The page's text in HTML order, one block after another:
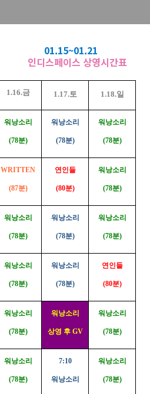
01.15~01.21
인디스페이스 상영시간표
1.16.금 1.17.토 1.18.일
워낭소리
(78분)
워낭소리
(78분)
워낭소리
(78분)
WRITTEN
(87분)
연인들
(80분)
워낭소리
(78분)
워낭소리
(78분)
워낭소리
(78분)
워낭소리
(78분)
워낭소리
(78분)
워낭소리
(78분)
연인들
(80분)
워낭소리
(78분)
워낭소리
상영 후 GV
워낭소리
(78분)
워낭소리
(78분)
7:10
워낭소리
워낭소리
(78분)